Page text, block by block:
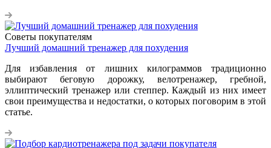
Советы покупателям
Лучший домашний тренажер для похудения
Для избавления от лишних килограммов традиционно
выбирают беговую дорожку, велотренажер, гребной,
эллиптический тренажер или степпер. Каждый из них имеет
свои преимущества и недостатки, о которых поговорим в этой
статье.